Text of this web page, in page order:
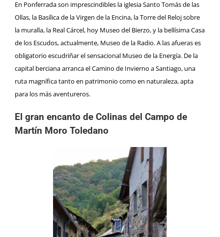
En Ponferrada son imprescindibles la iglesia Santo Tomás de las
Ollas, la Basílica de la Virgen de la Encina, la Torre del Reloj sobre
la muralla, la Real Cárcel, hoy Museo del Bierzo, y la bellísima Casa
de los Escudos, actualmente, Museo de la Radio. A las afueras es
obligatorio escudriñar el sensacional Museo de la Energía. De la
capital berciana arranca el Camino de Invierno a Santiago, una
ruta magnífica tanto en patrimonio como en naturaleza, apta
para los más aventureros.
El gran encanto de Colinas del Campo de
Martín Moro Toledano